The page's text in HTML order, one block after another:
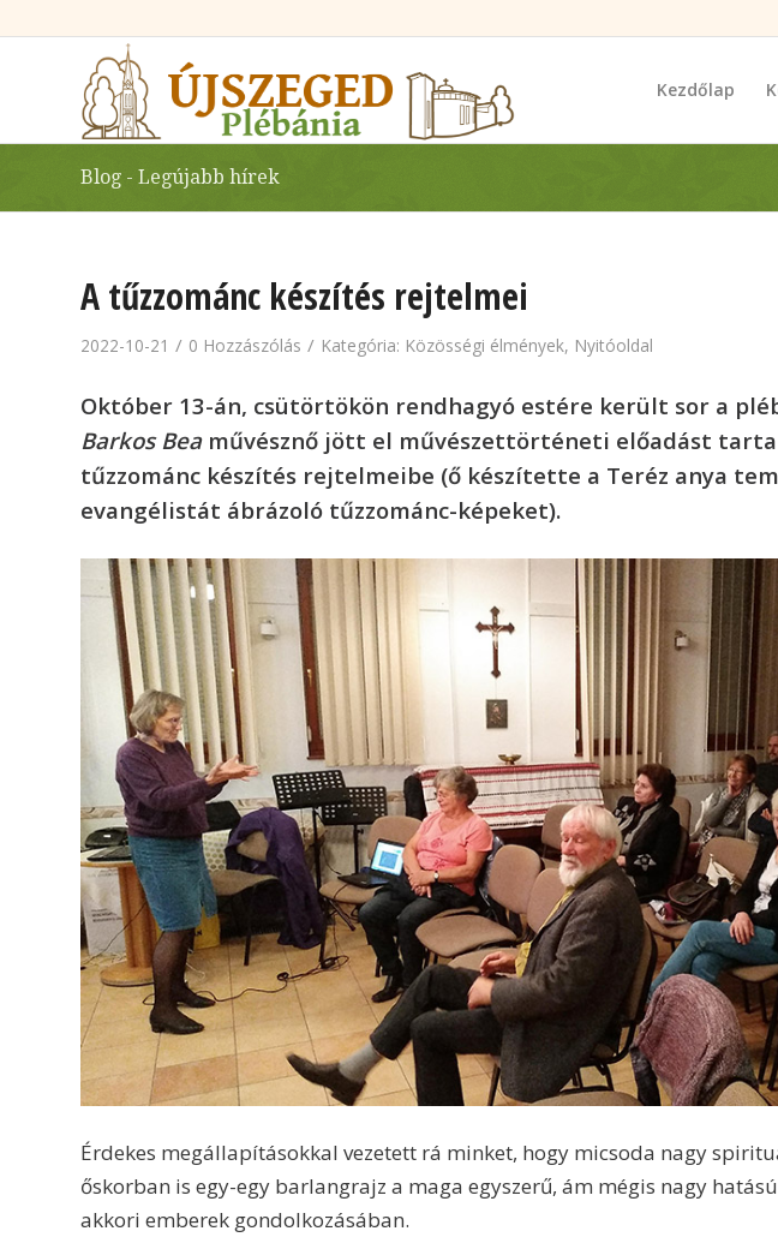
Kezdőlap
Blog - Legújabb hírek
A tűzzománc készítés rejtelmei
2022-10-21 / 0 Hozzászólás / Kategória: Közösségi élmények, Nyitóoldal
Október 13-án, csütörtökön rendhagyó estére került sor a
Barkos Beaművésznő jött el művészettörténeti előadást
tűzzománc készítés rejtelmeibe (ő készítette a Teréz anya
evangélistát ábrázoló tűzzománc-képeket).
Érdekes megállapításokkal vezetett rá minket, hogy micsoda nagy
őskorban is egy-egy barlangrajz a maga egyszerű, ám mégis nagy
akkori emberek gondolkozásában.